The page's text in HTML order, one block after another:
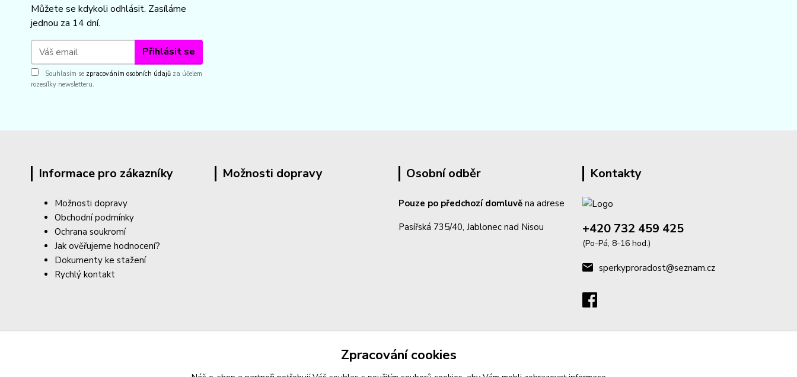
Můžete se kdykoli odhlásit. Zasíláme
jednou za 14 dní.
Přihlásit se
Souhlasím se zpracováním osobních údajů za účelem
rozesílky newsletteru.
Informace pro zákazníky
Možnosti dopravy
Obchodní podmínky
Ochrana soukromí
Jak ověřujeme hodnocení?
Dokumenty ke stažení
Rychlý kontakt
Možnosti dopravy Osobní odběr
Pouze po předchozí domluvě na adrese
Pasířská 735/40, Jablonec nad Nisou
Kontakty
+420 732 459 425
(Po-Pá, 8-16 hod.)
sperkyproradost@seznam.cz
Zpracování cookies